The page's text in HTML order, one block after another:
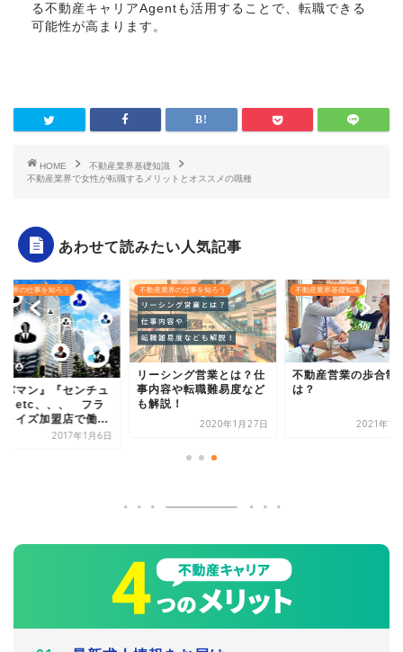
る不動産キャリアAgentも活用することで、転職できる
可能性が高まります。
HOME
不動産業界基礎知識
不動産業界で女性が転職するメリットとオススメの職種
あわせて読みたい人気記事
業界の仕事を知ろう
パマン』『センチュ
』etc、、、 フラ
ャイズ加盟店で働...
2017年1月6日
不動産業界の仕事を知ろう
リーシング営業とは？仕
事内容や転職難易度など
も解説！
2020年1月27日
不動産業界基礎知識
不動産営業の歩合制
は？
2021年12